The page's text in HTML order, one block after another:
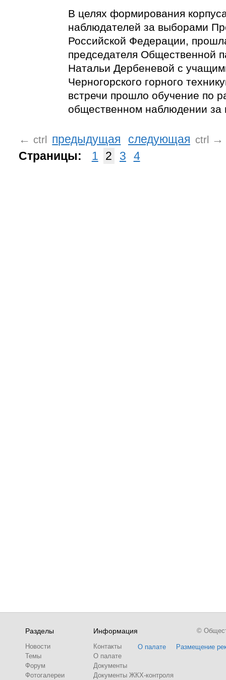
В целях формирования
наблюдателей за выборами
Российской Федерации,
председателя Общественной
Натальи Дербеневой с
Черногорского горного
встречи прошло обучение по
общественном наблюдении за
← ctrl предыдущая следующая ctrl
→
Страницы:
1 2 3 4
Разделы
Новости
Темы
Форум
Фотогалереи
Информация
Контакты
О палате
Документы
Документы ЖКХ-контроля
О палате Размещение
©